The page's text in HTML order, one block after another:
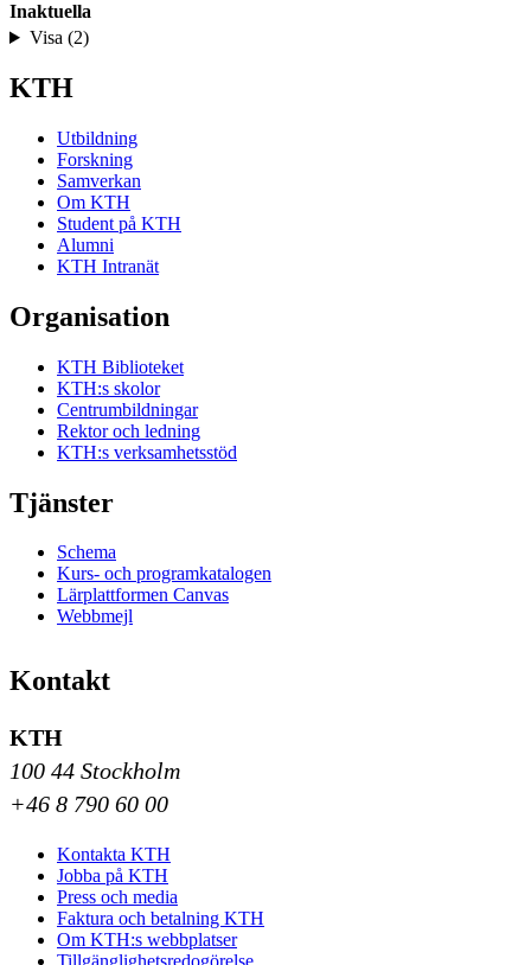
Inaktuella
Visa (2)
KTH
Utbildning
Forskning
Samverkan
Om KTH
Student på KTH
Alumni
KTH Intranät
Organisation
KTH Biblioteket
KTH:s skolor
Centrumbildningar
Rektor och ledning
KTH:s verksamhetsstöd
Tjänster
Schema
Kurs- och programkatalogen
Lärplattformen Canvas
Webbmejl
Kontakt
KTH
100 44 Stockholm
+46 8 790 60 00
Kontakta KTH
Jobba på KTH
Press och media
Faktura och betalning KTH
Om KTH:s webbplatser